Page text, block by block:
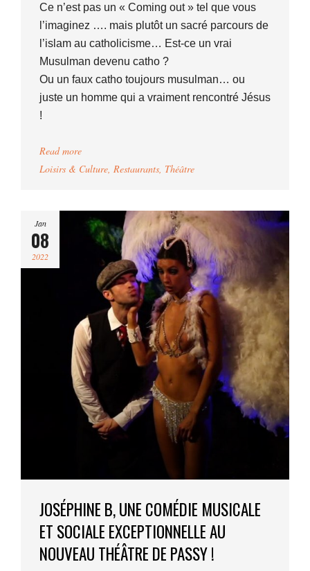
Ce n’est pas un « Coming out » tel que vous
l’imaginez …. mais plutôt un sacré parcours de
l’islam au catholicisme… Est-ce un vrai
Musulman devenu catho ?
Ou un faux catho toujours musulman… ou
juste un homme qui a vraiment rencontré Jésus
!
Read more
Loisirs & Culture Restaurants Théâtre
Jan
08
2022
JOSÉPHINE B, UNE COMÉDIE MUSICALE
ET SOCIALE EXCEPTIONNELLE AU
NOUVEAU THÉÂTRE DE PASSY !